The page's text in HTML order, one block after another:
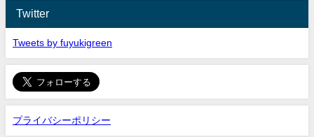
Twitter
Tweets by fuyukigreen
プライバシーポリシー